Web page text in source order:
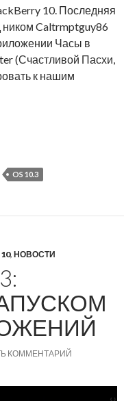
10. Последняя
ником Caltrmptguy86
Часы в
(Счастливой Пасхи,
к нашим
яйцо» в утечке
OS 10.3
, НОВОСТИ
КОММЕНТАРИЙ